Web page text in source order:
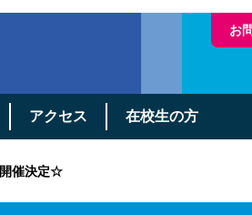
お
アクセス 在校生の方
催決定☆